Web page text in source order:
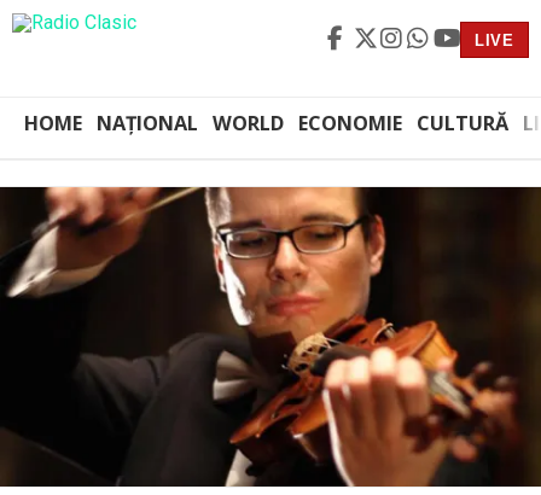
LIVE
HOME NAȚIONAL WORLD ECONOMIE CULTURĂ